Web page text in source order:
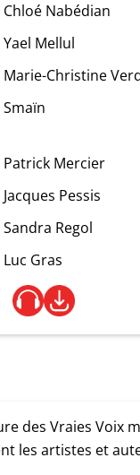
Chloé Nabédian
Yael Mellul
Marie-Christine
Smaïn
Patrick Mercier
Jacques Pessis
Sandra Regol
Luc Gras
des Vraies Voix
les artistes et